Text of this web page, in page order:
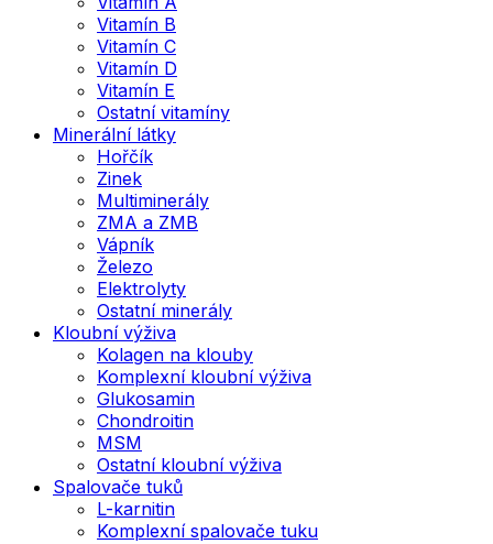
Vitamín B
Vitamín C
Vitamín D
Vitamín E
Ostatní vitamíny
Minerální látky
Hořčík
Zinek
Multiminerály
ZMA a ZMB
Vápník
Železo
Elektrolyty
Ostatní minerály
Kloubní výživa
Kolagen na klouby
Komplexní kloubní výživa
Glukosamin
Chondroitin
MSM
Ostatní kloubní výživa
Spalovače tuků
L-karnitin
Komplexní spalovače tuku